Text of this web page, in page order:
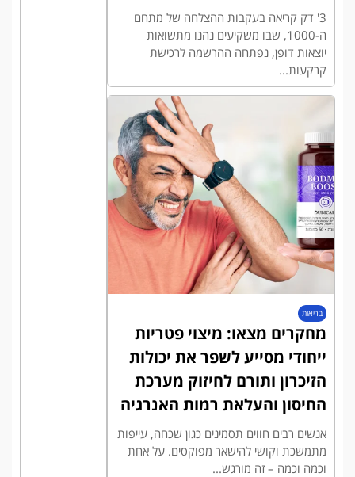
3' דק קריאה בעקבות ההצלחה של מתחם
ה-1000, שבו משקיעים נהנו מתשואות
יוצאות דופן, נפתחה ההרשמה לרכישת
קרקעות...
בריאות
מחקרים מצאו: מיצוי פטריות
ייחודי מסייע לשפר את יכולות
הזיכרון ותורם לחיזוק מערכת
החיסון והעלאת רמות האנרגיה
אנשים רבים חווים תסמינים כגון שכחה, עייפות
מתמשכת וקושי להישאר מפוקסים. על אחת
וכמה וכמה – זה מורגש...